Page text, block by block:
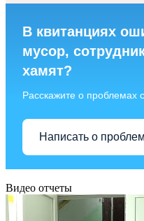
В квитанциях
мусор,
хамят?
Расскажите о проблемах
Написать о
Видео отчеты